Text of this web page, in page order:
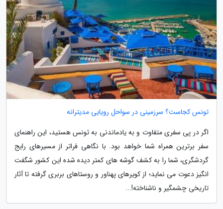
تونس کجاست؟ سرزمینی در سواحل رویایی مدیترانه
اگر در پی سفری متفاوت و به یادماندنی به تونس هستید، این راهنمای
سفر برترین همراه شما خواهد بود. با نگاهی فراتر از مسیرهای رایج
گردشگری، شما را به کشف گوشه های کمتر دیده شده این کشور شگفت
انگیز دعوت می نماید؛ از کویرهای پهناور و روستاهای بربری گرفته تا آثار
تاریخی چشمگیر و ناشناخته!...